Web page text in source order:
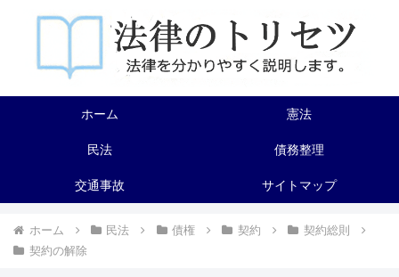
ホーム 憲法
民法 債務整理
交通事故 サイトマップ
ホーム 民法 債権 契約
契約総則
契約の解除